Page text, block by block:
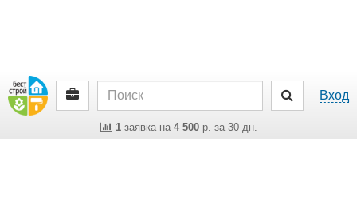
Вход
1заявка на 4 500р. за 30 дн.